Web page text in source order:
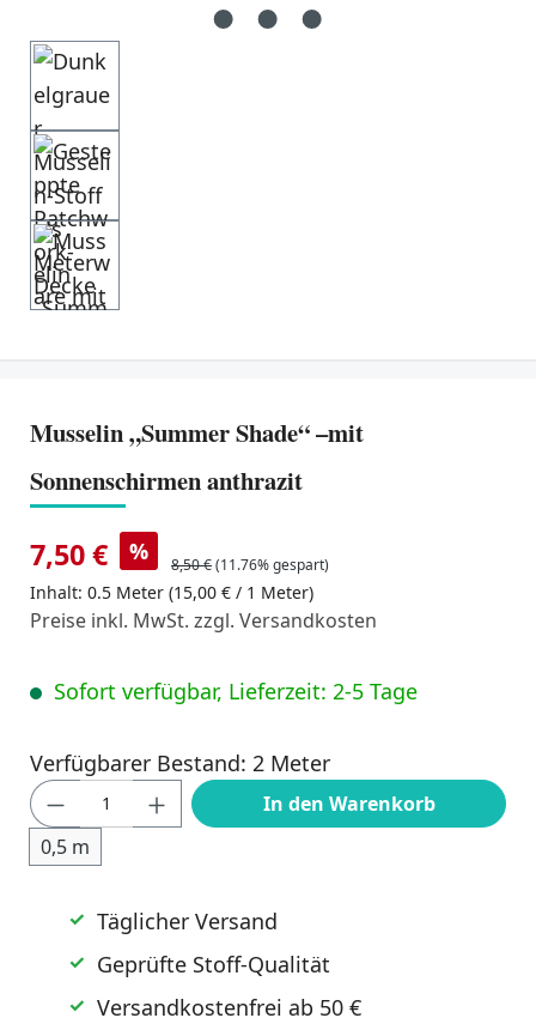
Musselin „Summer Shade“ –mit
Sonnenschirmen anthrazit
7,50 € % 8,50 €(11.76% gespart)
Inhalt: 0.5 Meter (15,00 € / 1 Meter)
Preise inkl. MwSt. zzgl. Versandkosten
Sofort verfügbar, Lieferzeit: 2-5 Tage
Verfügbarer Bestand: 2 Meter
Produkt Anzahl: Gib den gewünschten
0,5 m
In den Warenkorb
Täglicher Versand
Geprüfte Stoff-Qualität
Versandkostenfrei ab 50 €